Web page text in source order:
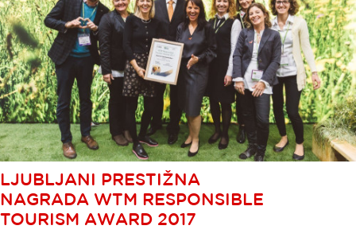
LJUBLJANI PRESTIŽNA
NAGRADA WTM RESPONSIBLE
TOURISM AWARD 2017